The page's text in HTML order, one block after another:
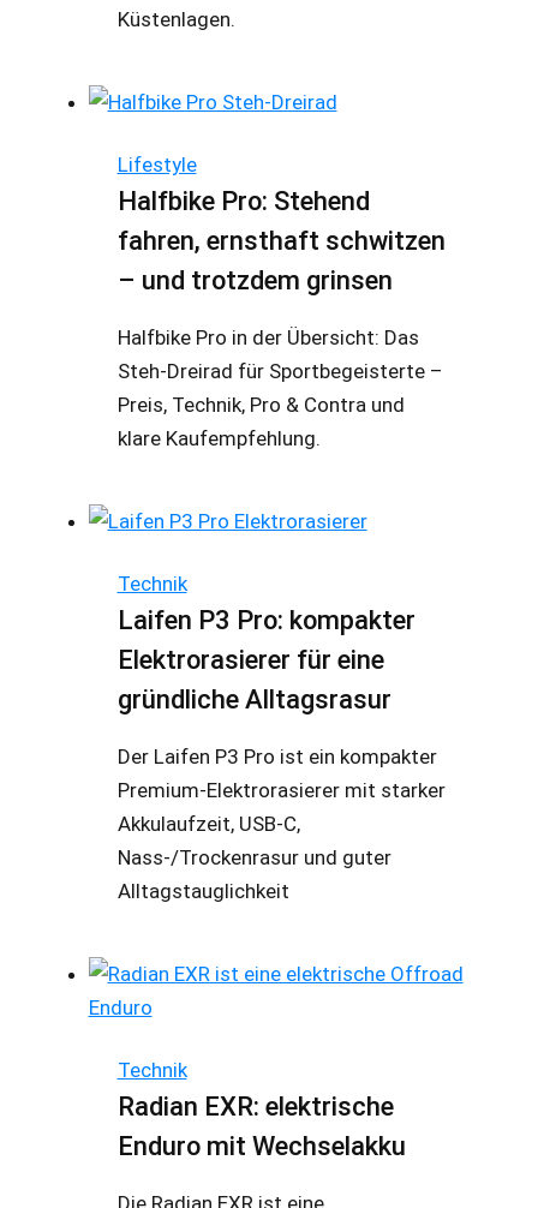
Küstenlagen.
Lifestyle
Halfbike Pro: Stehend
fahren, ernsthaft schwitzen
– und trotzdem grinsen
Halfbike Pro in der Übersicht: Das
Steh-Dreirad für Sportbegeisterte –
Preis, Technik, Pro & Contra und
klare Kaufempfehlung.
Technik
Laifen P3 Pro: kompakter
Elektrorasierer für eine
gründliche Alltagsrasur
Der Laifen P3 Pro ist ein kompakter
Premium-Elektrorasierer mit starker
Akkulaufzeit, USB-C,
Nass-/Trockenrasur und guter
Alltagstauglichkeit
Technik
Radian EXR: elektrische
Enduro mit Wechselakku